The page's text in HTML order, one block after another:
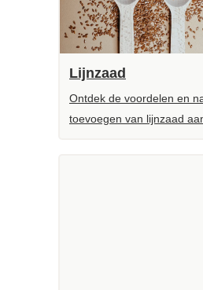
Lijnzaad
Ontdek de voordelen en
toevoegen van lijnzaad